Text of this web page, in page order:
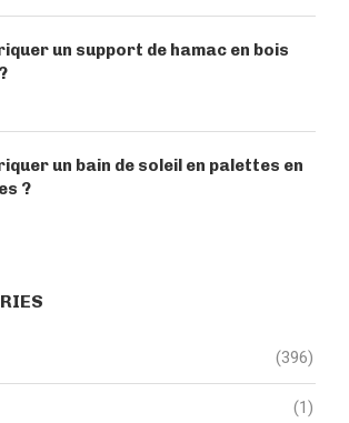
un support de hamac en bois
un bain de soleil en palettes en
?
(396)
(1)